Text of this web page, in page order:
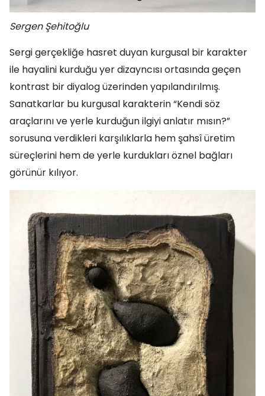
Sergen Şehitoğlu
Sergi gerçekliğe hasret duyan kurgusal bir karakter
ile hayalini kurduğu yer dizayncısı ortasında geçen
kontrast bir diyalog üzerinden yapılandırılmış.
Sanatkarlar bu kurgusal karakterin “Kendi söz
araçlarını ve yerle kurduğun ilgiyi anlatır mısın?”
sorusuna verdikleri karşılıklarla hem şahsî üretim
süreçlerini hem de yerle kurdukları öznel bağları
görünür kılıyor.